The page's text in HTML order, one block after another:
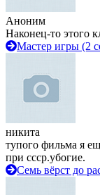
Аноним
Наконец-то этого
Мастер игры (2
никита
тупого фильма я
при ссср.убогие.
Семь вёрст до